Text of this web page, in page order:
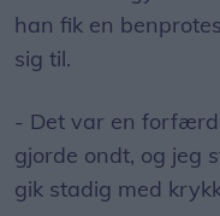
han fik en
sig til.
- Det var en
gjorde ondt, og jeg
gik stadig med